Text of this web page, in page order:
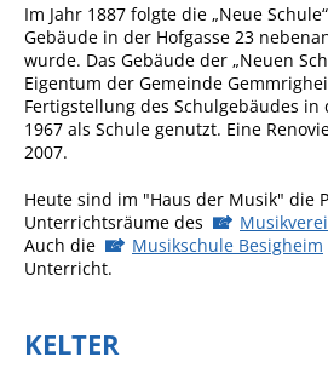
Im Jahr 1887 folgte die „Neue
Gebäude in der Hofgasse 23
wurde. Das Gebäude der „Neuen
Eigentum der Gemeinde
Fertigstellung des Schulgebäudes in
1967 als Schule genutzt. Eine
2007.
Heute sind im "Haus der Musik" die
Unterrichtsräume des
Auch die
Musikschule Besigheim
Unterricht.
KELTER